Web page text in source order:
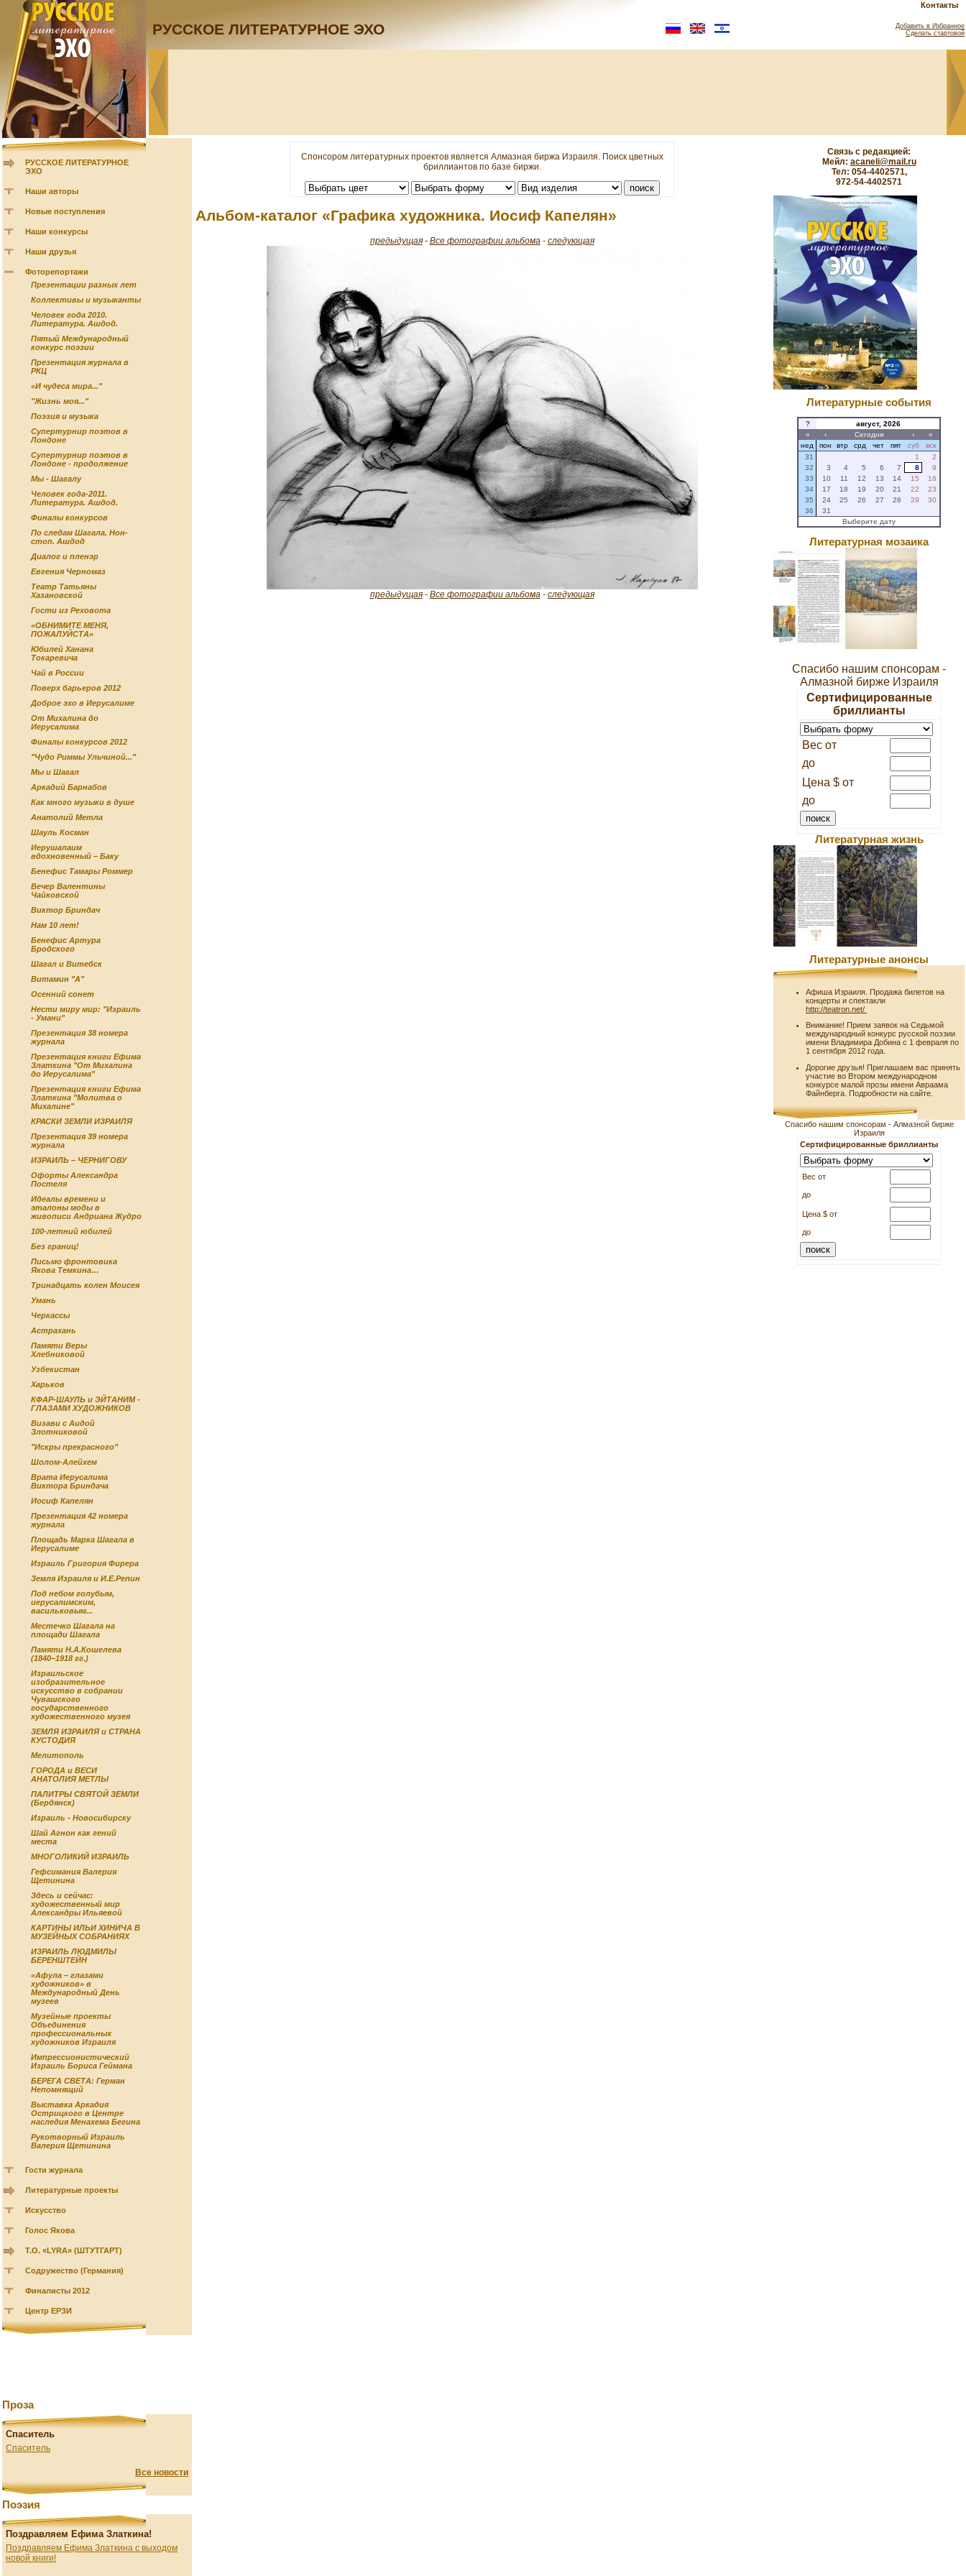
Контакты
РУССКОЕ ЛИТЕРАТУРНОЕ ЭХО
Добавить в Избранное
Сделать стартовой
РУССКОЕ ЛИТЕРАТУРНОЕ
ЭХО
Наши авторы
Новые поступления
Наши конкурсы
Наши друзья
Фоторепортажи
Презентации разных лет
Коллективы и музыканты
Человек года 2010.
Литература. Ашдод.
Пятый Международный
конкурс поэзии
Презентация журнала в
РКЦ
«И чудеса мира..."
"Жизнь моя..."
Поэзия и музыка
Супертурнир поэтов в
Лондоне
Супертурнир поэтов в
Лондоне - продолжение
Мы - Шагалу
Человек года-2011.
Литература. Ашдод.
Финалы конкурсов
По следам Шагала. Нон-
стоп. Ашдод
Диалог и пленэр
Евгения Черномаз
Театр Татьяны
Хазановской
Гости из Реховота
«ОБНИМИТЕ МЕНЯ,
ПОЖАЛУЙСТА»
Юбилей Ханана
Токаревича
Чай в России
Поверх барьеров 2012
Доброе эхо в Иерусалиме
От Михалина до
Иерусалима
Финалы конкурсов 2012
"Чудо Риммы Ульчиной..."
Мы и Шагал
Аркадий Барнабов
Как много музыки в душе
Анатолий Метла
Шауль Косман
Иерушалаим
вдохновенный – Баку
Бенефис Тамары Роммер
Вечер Валентины
Чайковской
Виктор Бриндач
Нам 10 лет!
Бенефис Артура
Бродского
Шагал и Витебск
Витамин "А"
Осенний сонет
Нести миру мир: "Израиль
- Умани"
Презентация 38 номера
журнала
Презентация книги Ефима
Златкина "От Михалина
до Иерусалима"
Презентация книги Ефима
Златкина "Молитва о
Михалине"
КРАСКИ ЗЕМЛИ ИЗРАИЛЯ
Презентация 39 номера
журнала
ИЗРАИЛЬ – ЧЕРНИГОВУ
Офорты Александра
Постеля
Идеалы времени и
эталоны моды в
живописи Андриана Жудро
100-летний юбилей
Без границ!
Письмо фронтовика
Якова Темкина…
Тринадцать колен Моисея
Умань
Черкассы
Астрахань
Памяти Веры
Хлебниковой
Узбекистан
Харьков
КФАР-ШАУЛЬ и ЭЙТАНИМ -
ГЛАЗАМИ ХУДОЖНИКОВ
Визави с Аидой
Злотниковой
"Искры прекрасного"
Шолом-Алейхем
Врата Иерусалима
Виктора Бриндача
Иосиф Капелян
Презентация 42 номера
журнала
Площадь Марка Шагала в
Иерусалиме
Израиль Григория Фирера
Земля Израиля и И.Е.Репин
Под небом голубым,
иерусалимским,
васильковым...
Местечко Шагала на
площади Шагала
Памяти Н.А.Кошелева
(1840–1918 гг.)
Израильское
изобразительное
искусство в собрании
Чувашского
государственного
художественного музея
ЗЕМЛЯ ИЗРАИЛЯ и СТРАНА
КУСТОДИЯ
Мелитополь
ГОРОДА и ВЕСИ
АНАТОЛИЯ МЕТЛЫ
ПАЛИТРЫ СВЯТОЙ ЗЕМЛИ
(Бердянск)
Израиль - Новосибирску
Шай Агнон как гений
места
МНОГОЛИКИЙ ИЗРАИЛЬ
Гефсимания Валерия
Щетинина
Здесь и сейчас:
художественный мир
Александры Ильяевой
КАРТИНЫ ИЛЬИ ХИНИЧА В
МУЗЕЙНЫХ СОБРАНИЯХ
ИЗРАИЛЬ ЛЮДМИЛЫ
БЕРЕНШТЕЙН
«Афула – глазами
художников» в
Международный День
музеев
Музейные проекты
Объединения
профессиональных
художников Израиля
Импрессионистический
Израиль Бориса Геймана
БЕРЕГА СВЕТА: Герман
Непомнящий
Выставка Аркадия
Острицкого в Центре
наследия Менахема Бегина
Рукотворный Израиль
Валерия Щетинина
Гости журнала
Литературные проекты
Искусство
Голос Якова
Т.О. «LYRA» (ШТУТГАРТ)
Содружество (Германия)
Финалисты 2012
Центр ЕРЗИ
Проза
Спаситель
Спаситель
Все новости
Поэзия
Поздравляем Ефима Златкина!
Поздравляем Ефима Златкина с выходом
новой книги!
Спонсором литературных проектов является Алмазная биржа Израиля. Поиск цветных
бриллиантов по базе биржи.
Альбом-каталог «Графика художника. Иосиф Капелян»
предыдущая- Все фотографии альбома - следующая
предыдущая- Все фотографии альбома - следующая
Связь с редакцией:
Мейл: acaneli@mail.ru
Тел: 054-4402571,
972-54-4402571
Литературные события
?
август, 2026
«
‹ Сегодня ›
»
нед
пон втр срд чет пят суб
вск
31
1
2
32
3 4 5 6 7 8
9
33
10 11 12 13 14 15
16
34
17 18 19 20 21 22
23
35
24 25 26 27 28 29
30
36
31
Выберите дату
Литературная мозаика
Спасибо нашим спонсорам -
Алмазной бирже Израиля
Сертифицированные
бриллианты
Вес от
до
Цена $ от
до
Литературная жизнь
Литературные анонсы
Афиша Израиля. Продажа билетов на
концерты и спектакли
http://teatron.net/
Внимание! Прием заявок на Седьмой
международный конкурс русской поэзии
имени Владимира Добина с 1 февраля по
1 сентября 2012 года.
Дорогие друзья! Приглашаем вас принять
участие во Втором международном
конкурсе малой прозы имени Авраама
Файнберга. Подробности на сайте.
Спасибо нашим спонсорам - Алмазной бирже
Израиля
Сертифицированные бриллианты
Вес от
до
Цена $ от
до